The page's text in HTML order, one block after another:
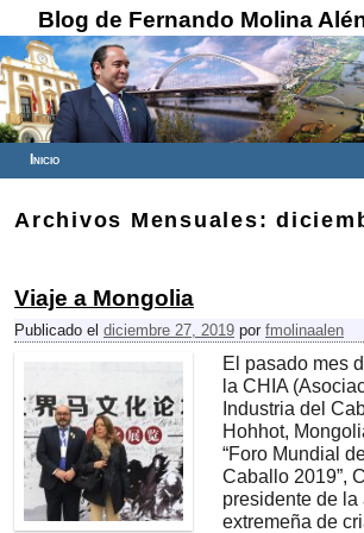
Blog de Fernando Molina
Inicio
Archivos Mensuales:
Viaje a Mongolia
Publicado el diciembre 27, 2019 por fmolinaalen
El pasado mes
la CHIA
Industria del
Hohhot,
“Foro Mundial
Caballo 2019”,
presidente de la
extremeña de